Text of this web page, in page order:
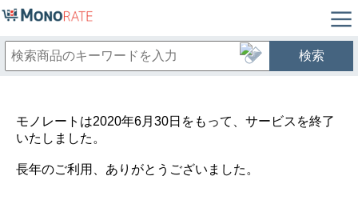
検索
モノレートは2020年6月30日をもって、サービスを終了
いたしました。
長年のご利用、ありがとうございました。